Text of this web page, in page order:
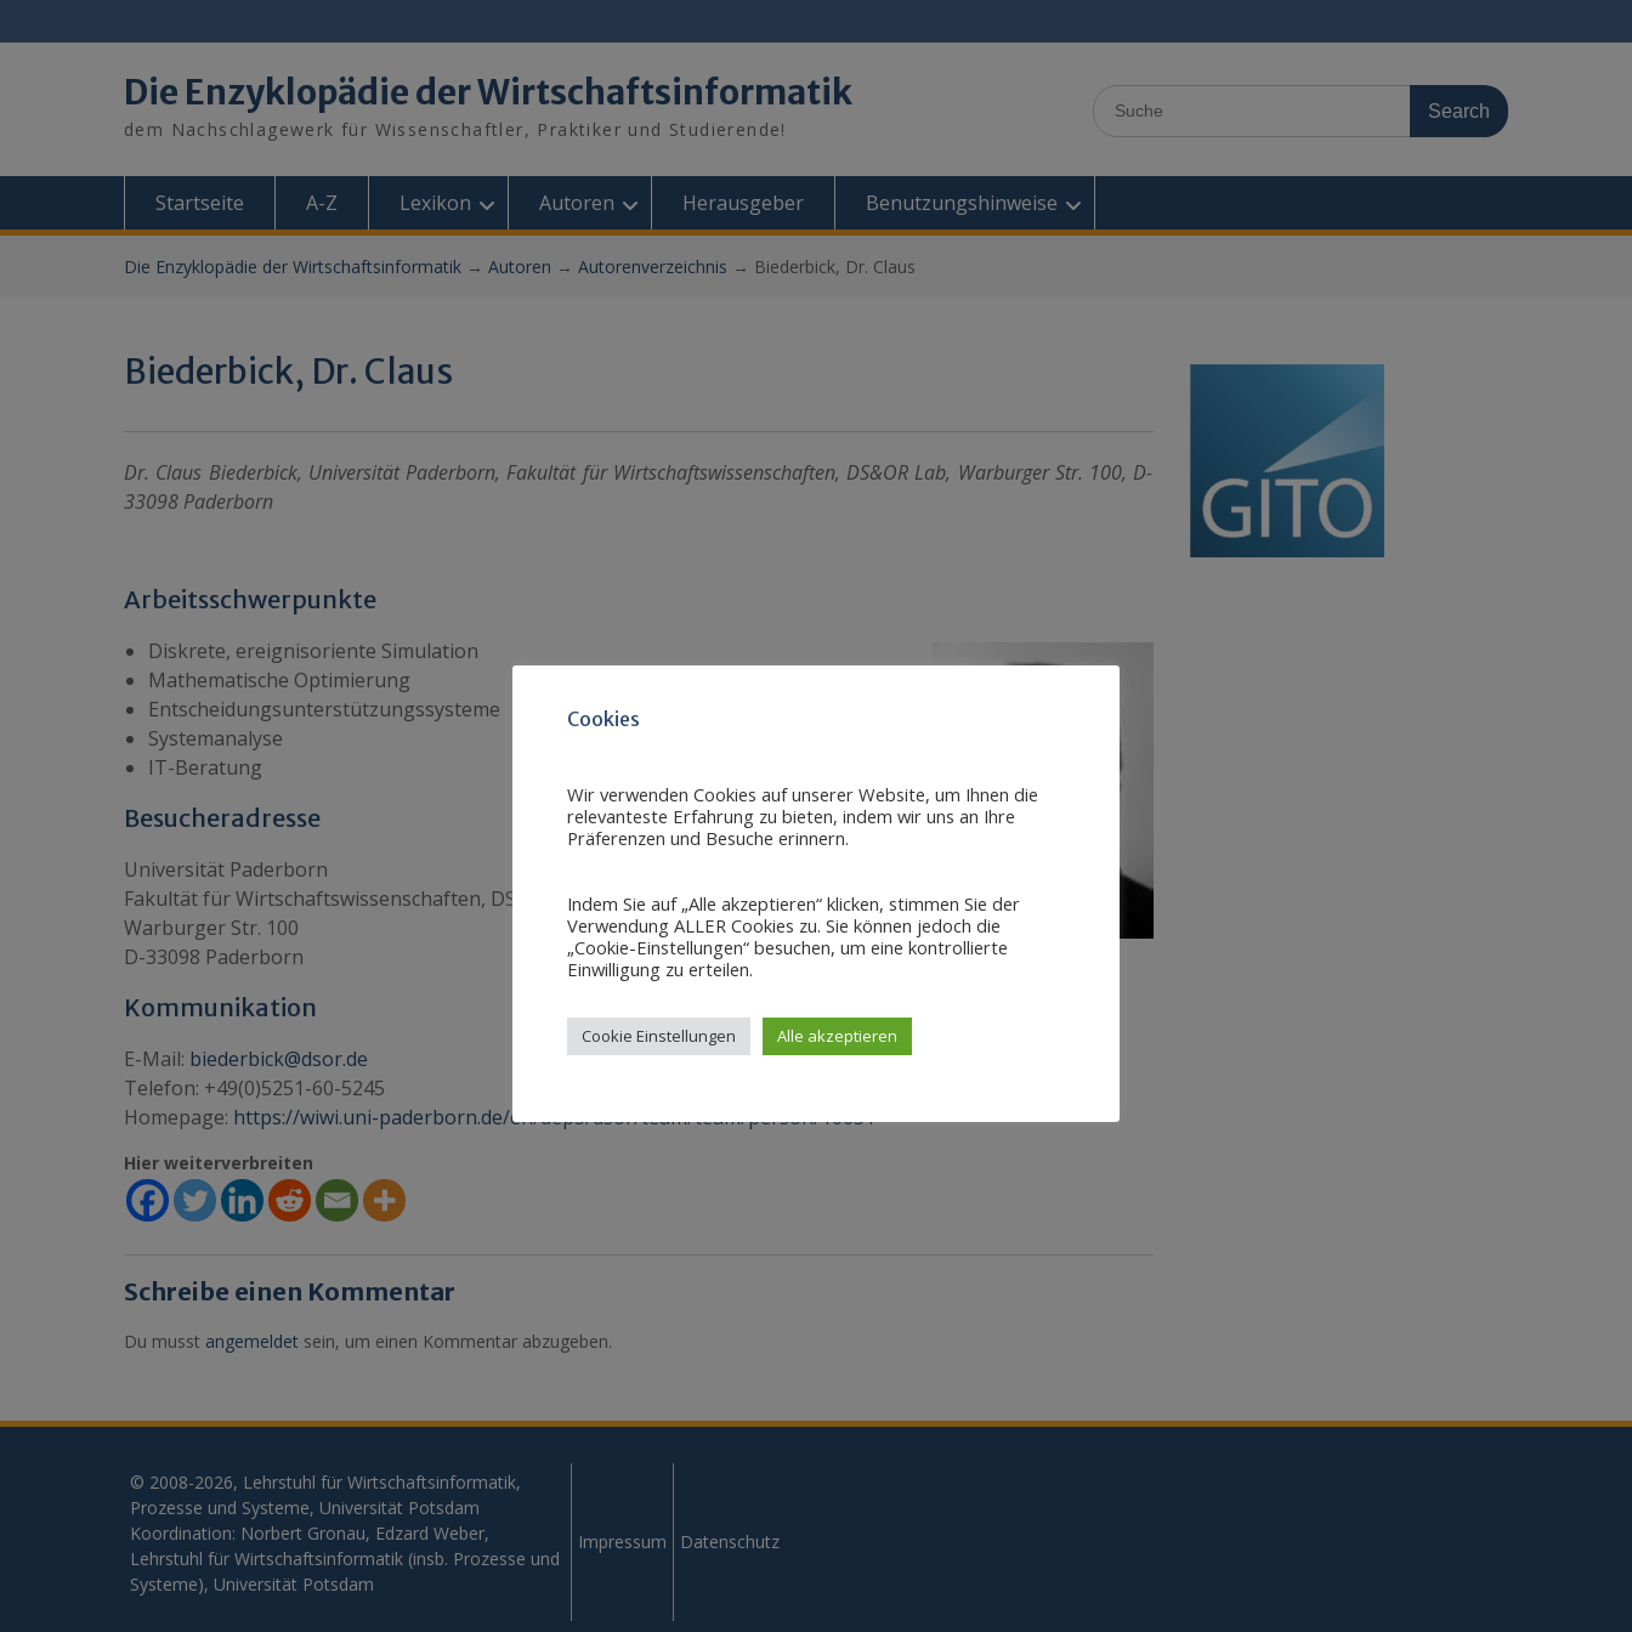
to
Die Enzyklopädie der Wirtschaftsinformatik
dem Nachschlagewerk für Wissenschaftler, Praktiker und Studierende!
Search
for:
Startseite A-Z Lexikon Autoren Herausgeber Benutzungshinweise
Die Enzyklopädie der Wirtschaftsinformatik → Autoren → Autorenverzeichnis → Biederbick, Dr. Claus
Biederbick, Dr. Claus
Dr. Claus Biederbick, Universität Paderborn, Fakultät für Wirtschaftswissenschaften, DS&OR Lab, Warburger Str. 100, D-
33098 Paderborn
Arbeitsschwerpunkte
Diskrete, ereignisoriente Simulation
Mathematische Optimierung
Entscheidungsunterstützungssysteme
Systemanalyse
IT-Beratung
Besucheradresse
Universität Paderborn
Fakultät für Wirtschaftswissenschaften, DS&OR Lab
Warburger Str. 100
D-33098 Paderborn
Kommunikation
E-Mail: biederbick@dsor.de
Telefon: +49(0)5251-60-5245
Homepage: https://wiwi.uni-paderborn.de/en/dep3/dsor/team/team/person/16631
Hier weiterverbreiten
Schreibe einen Kommentar
Du musst angemeldet sein, um einen Kommentar abzugeben.
© 2008-2026, Lehrstuhl für Wirtschaftsinformatik,
Prozesse und Systeme, Universität Potsdam
Koordination: Norbert Gronau, Edzard Weber,
Lehrstuhl für Wirtschaftsinformatik (insb. Prozesse und
Systeme), Universität Potsdam
Impressum Datenschutz
Cookies
Wir verwenden Cookies auf unserer Website, um Ihnen die
relevanteste Erfahrung zu bieten, indem wir uns an Ihre
Präferenzen und Besuche erinnern.
Indem Sie auf „Alle akzeptieren“ klicken, stimmen Sie der
Verwendung ALLER Cookies zu. Sie können jedoch die
„Cookie-Einstellungen“ besuchen, um eine kontrollierte
Einwilligung zu erteilen.
Cookie Einstellungen Alle akzeptieren